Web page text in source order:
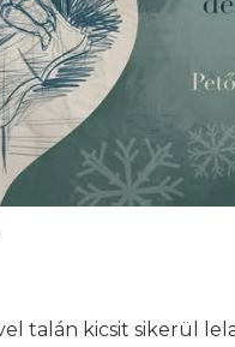
talán kicsit sikerül